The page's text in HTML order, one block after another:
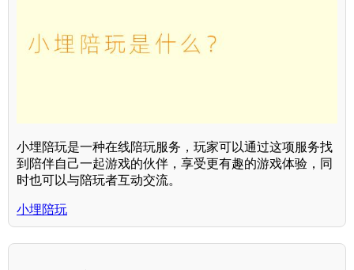
小埋陪玩是一种在线陪玩服务，玩家可以通过这项服务找
到陪伴自己一起游戏的伙伴，享受更有趣的游戏体验，同
时也可以与陪玩者互动交流。
小埋陪玩